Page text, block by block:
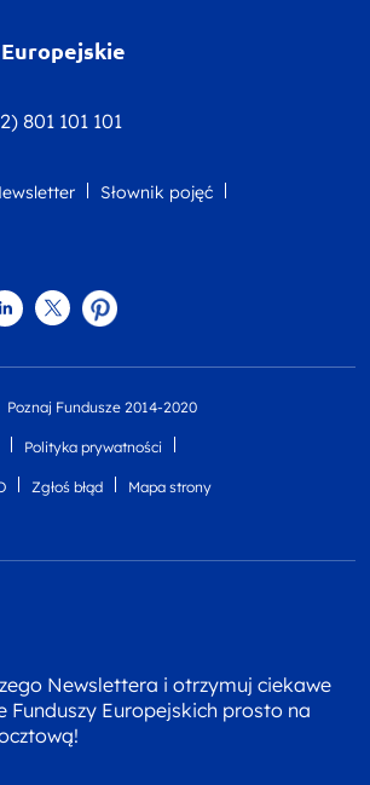
801 101 101
Słownik pojęć
LinkedintwitterPinterest
Poznaj Fundusze 2014-2020
Polityka prywatności
Zgłoś błąd Mapa strony
Newslettera i otrzymuj ciekawe
Funduszy Europejskich prosto na